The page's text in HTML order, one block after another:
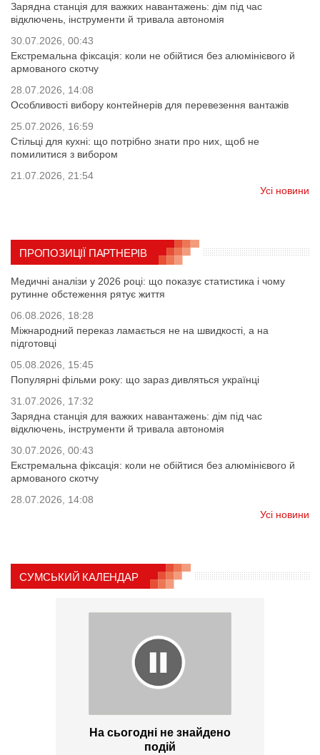
Зарядна станція для важких навантажень: дім під час
відключень, інструменти й тривала автономія
30.07.2026, 00:43
Екстремальна фіксація: коли не обійтися без алюмінієвого й
армованого скотчу
28.07.2026, 14:08
Особливості вибору контейнерів для перевезення вантажів
25.07.2026, 16:59
Стільці для кухні: що потрібно знати про них, щоб не
помилитися з вибором
21.07.2026, 21:54
Усі новини
ПРОПОЗИЦІЇ ПАРТНЕРІВ
Медичні аналізи у 2026 році: що показує статистика і чому
рутинне обстеження рятує життя
06.08.2026, 18:28
Міжнародний переказ ламається не на швидкості, а на
підготовці
05.08.2026, 15:45
Популярні фільми року: що зараз дивляться українці
31.07.2026, 17:32
Зарядна станція для важких навантажень: дім під час
відключень, інструменти й тривала автономія
30.07.2026, 00:43
Екстремальна фіксація: коли не обійтися без алюмінієвого й
армованого скотчу
28.07.2026, 14:08
Усі новини
СУМСЬКИЙ КАЛЕНДАР
На сьогодні не знайдено
подій